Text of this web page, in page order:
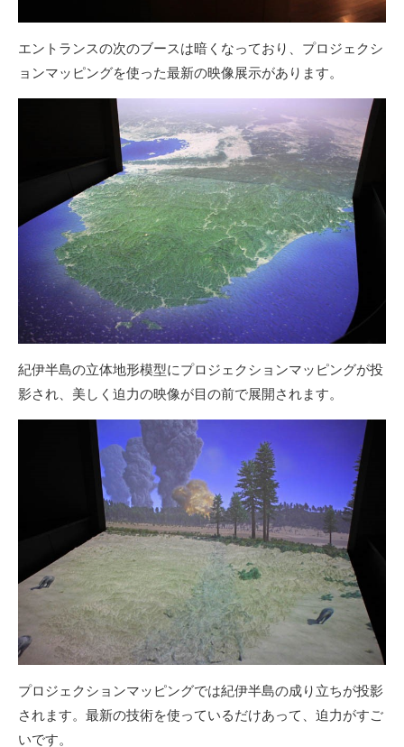
エントランスの次のブースは暗くなっており、プロジェクシ
ョンマッピングを使った最新の映像展示があります。
紀伊半島の立体地形模型にプロジェクションマッピングが投
影され、美しく迫力の映像が目の前で展開されます。
プロジェクションマッピングでは紀伊半島の成り立ちが投影
されます。最新の技術を使っているだけあって、迫力がすご
いです。